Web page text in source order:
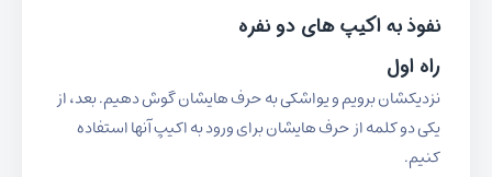
نفوذ به اکیپ های دو نفره
راه اول
نزدیکشان برویم و یواشکی به حرف هایشان گوش دهیم. بعد، از
یکی دو کلمه از حرف هایشان برای ورود به اکیپ آنها استفاده
کنیم.